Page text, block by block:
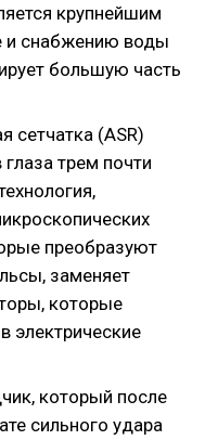
крупнейшим
и снабжению воды
большую часть
сетчатка (ASR)
трем почти
преобразуют
заменяет
которые
электрические
который после
сильного удара